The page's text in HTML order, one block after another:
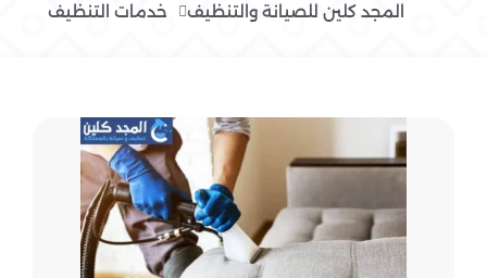
المجد كلين للصيانة والتنظيف خدمات التنظيف